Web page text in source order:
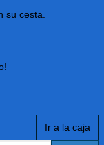
su cesta.
Ir a la caja